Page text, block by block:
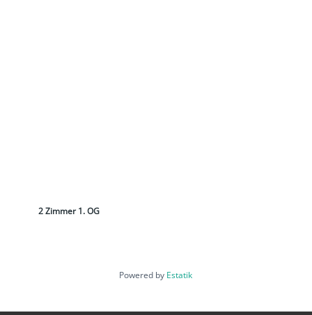
2 Zimmer 1. OG
Powered by Estatik